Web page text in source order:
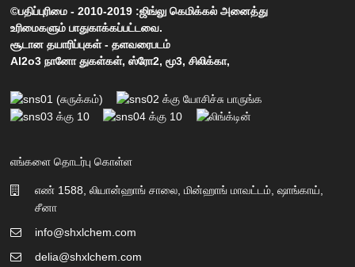
©பதிப்புரிமை - 2010-2019 :ஜிங்லு கெமிக்கல் அனைத்து
உரிமைகளும் பாதுகாக்கப்பட்டவை.
சூடான தயாரிப்புகள்-தளவரைபடம்
Al2o3 நானோ துகள்கள்,ஸ்ரோ2,மூ3,சிலிக்கா,
எங்களை தொடர்பு கொள்ள
எண் 1588, லியான்ஹாங் சாலை, மின்ஹாங் மாவட்டம், ஷாங்காய்,
சீனா
info@shxlchem.com
delia@shxlchem.com